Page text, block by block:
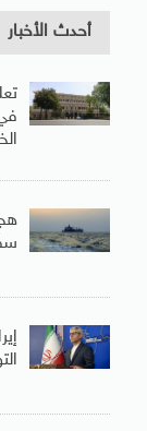
أحدث الأخبار